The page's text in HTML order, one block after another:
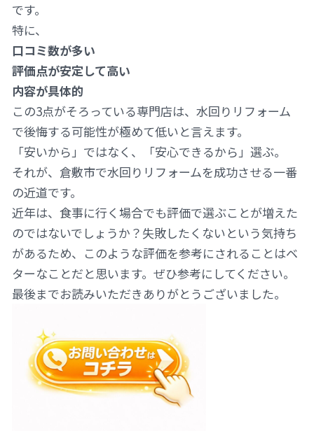
です。
特に、
口コミ数が多い
評価点が安定して高い
内容が具体的
この3点がそろっている専門店は、水回りリフォーム
で後悔する可能性が極めて低いと言えます。
「安いから」ではなく、「安心できるから」選ぶ。
それが、倉敷市で水回りリフォームを成功させる一番
の近道です。
近年は、食事に行く場合でも評価で選ぶことが増えた
のではないでしょうか？失敗したくないという気持ち
があるため、このような評価を参考にされることはベ
ターなことだと思います。ぜひ参考にしてください。
最後までお読みいただきありがとうございました。